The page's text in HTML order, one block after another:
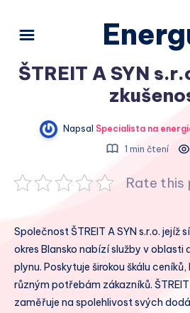
ŠTREIT A SYN
Napsal Specialista na
1 min čtení
Rate this
Společnost ŠTREIT A SYN s.r.o. jejíž
okres Blansko nabízí služby v oblasti
plynu. Poskytuje širokou škálu
různým potřebám zákazníků. ŠTREIT
zaměřuje na spolehlivost svých